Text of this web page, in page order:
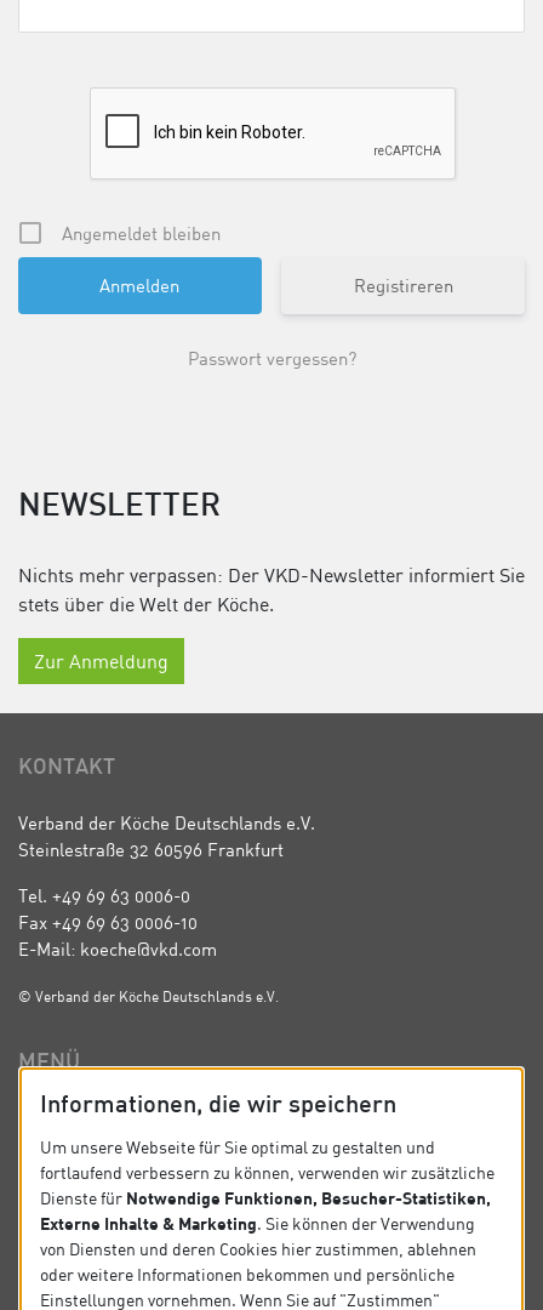
Angemeldet bleiben
Registireren
Passwort vergessen?
NEWSLETTER
Nichts mehr verpassen: Der VKD-Newsletter informiert Sie
stets über die Welt der Köche.
Zur Anmeldung
KONTAKT
Verband der Köche Deutschlands e.V.
Steinlestraße 32 60596 Frankfurt
Tel. +49 69 63 0006-0
Fax +49 69 63 0006-10
E-Mail: koeche@vkd.com
© Verband der Köche Deutschlands e.V.
MENÜ
Impressum Datenschutz
Satzung Kontakt
SOCIAL MEDIA
Informationen, die wir speichern
Um unsere Webseite für Sie optimal zu gestalten und
fortlaufend verbessern zu können, verwenden wir zusätzliche
Dienste für Notwendige Funktionen, Besucher-Statistiken,
Externe Inhalte & Marketing. Sie können der Verwendung
von Diensten und deren Cookies hier zustimmen, ablehnen
oder weitere Informationen bekommen und persönliche
Einstellungen vornehmen. Wenn Sie auf "Zustimmen"